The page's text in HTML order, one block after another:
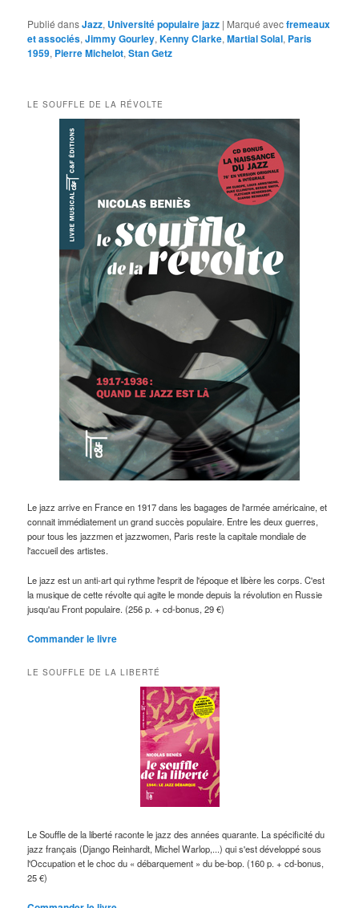
Publié dansJazz, Université populaire jazz | Marqué avecfremeaux
et associés,Jimmy Gourley,Kenny Clarke,Martial Solal, Paris
1959, Pierre Michelot,Stan Getz
LE SOUFFLE DE LA RÉVOLTE
Le jazz arrive en France en 1917 dans les bagages de l'armée américaine, et
connait immédiatement un grand succès populaire. Entre les deux guerres,
pour tous les jazzmen et jazzwomen, Paris reste la capitale mondiale de
l'accueil des artistes.
Le jazz est un anti-art qui rythme l'esprit de l'époque et libère les corps. C'est
la musique de cette révolte qui agite le monde depuis la révolution en Russie
jusqu'au Front populaire. (256 p. + cd-bonus, 29 €)
Commander le livre
LE SOUFFLE DE LA LIBERTÉ
Le Souffle de la liberté raconte le jazz des années quarante. La spécificité du
jazz français (Django Reinhardt, Michel Warlop,...) qui s'est développé sous
l'Occupation et le choc du « débarquement » du be-bop. (160 p. + cd-bonus,
25 €)